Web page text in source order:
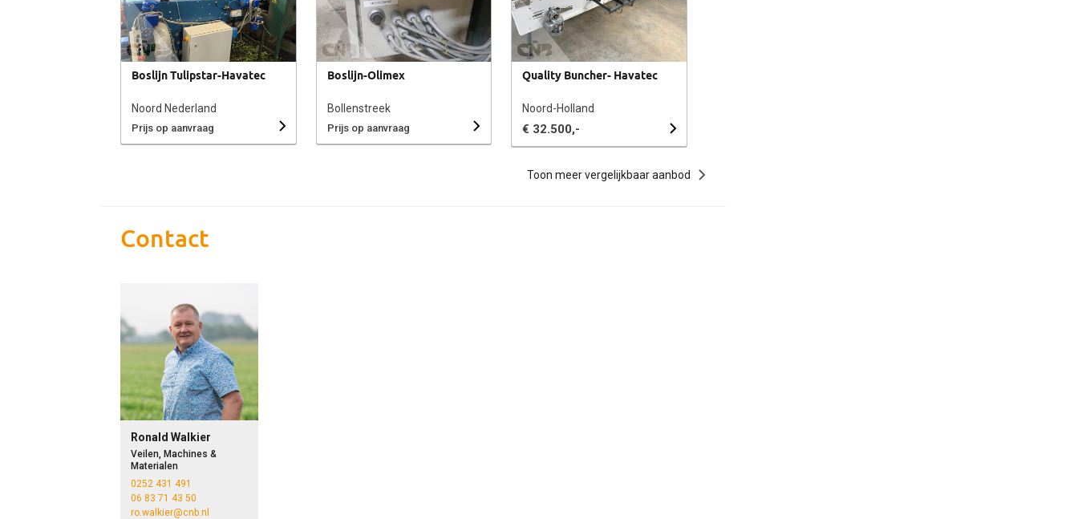
Boslijn Tulipstar-Havatec
Noord Nederland
Prijs op aanvraag
Boslijn-Olimex
Bollenstreek
Prijs op aanvraag
Quality Buncher- Havatec
Noord-Holland
€ 32.500,-
Toon meer vergelijkbaar aanbod
Contact
Ronald Walkier
Veilen, Machines &
Materialen
0252 431 491
06 83 71 43 50
ro.walkier@cnb.nl